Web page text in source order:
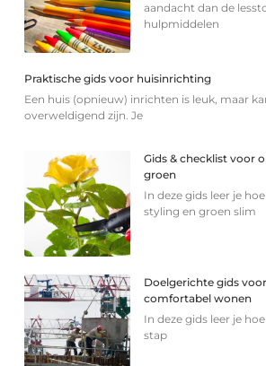
aandacht dan de
hulpmiddelen
Praktische gids voor huisinrichting
Een huis (opnieuw) inrichten is leuk, maar
overweldigend zijn. Je
Gids & checklist voor
groen
In deze gids leer je
styling en groen slim
Doelgerichte gids
comfortabel wonen
In deze gids leer je
stap